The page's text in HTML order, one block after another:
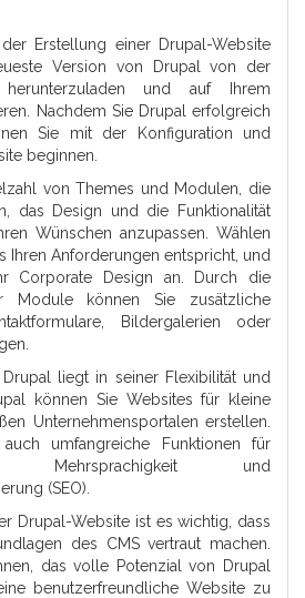
Erstellung einer Drupal-Website
Version von Drupal von der
und auf Ihrem
Nachdem Sie Drupal erfolgreich
Sie mit der Konfiguration und
beginnen.
von Themes und Modulen, die
das Design und die Funktionalität
Wünschen anzupassen. Wählen
Ihren Anforderungen entspricht, und
Corporate Design an. Durch die
Module können Sie zusätzliche
Bildergalerien oder
liegt in seiner Flexibilität und
können Sie Websites für kleine
Unternehmensportalen erstellen.
umfangreiche Funktionen für
Mehrsprachigkeit und
(SEO).
Drupal-Website ist es wichtig, dass
des CMS vertraut machen.
das volle Potenzial von Drupal
benutzerfreundliche Website zu